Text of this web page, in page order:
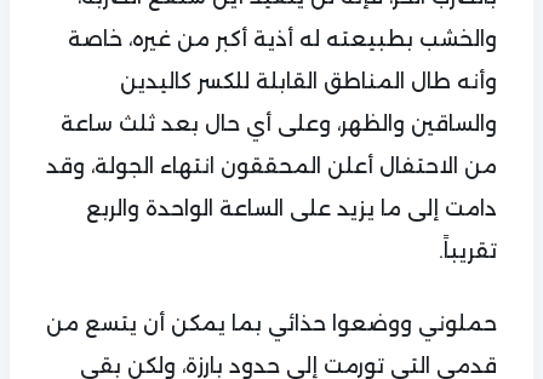
والخشب بطبيعته له أذية أكبر من غيره، خاصة
وأنه طال المناطق القابلة للكسر كاليدين
والساقين والظهر، وعلى أي حال بعد ثلث ساعة
من الاحتفال أعلن المحققون انتهاء الجولة، وقد
دامت إلى ما يزيد على الساعة الواحدة والربع
تقريباً.
حملوني ووضعوا حذائي بما يمكن أن يتسع من
قدمي التي تورمت إلى حدود بارزة، ولكن بقي